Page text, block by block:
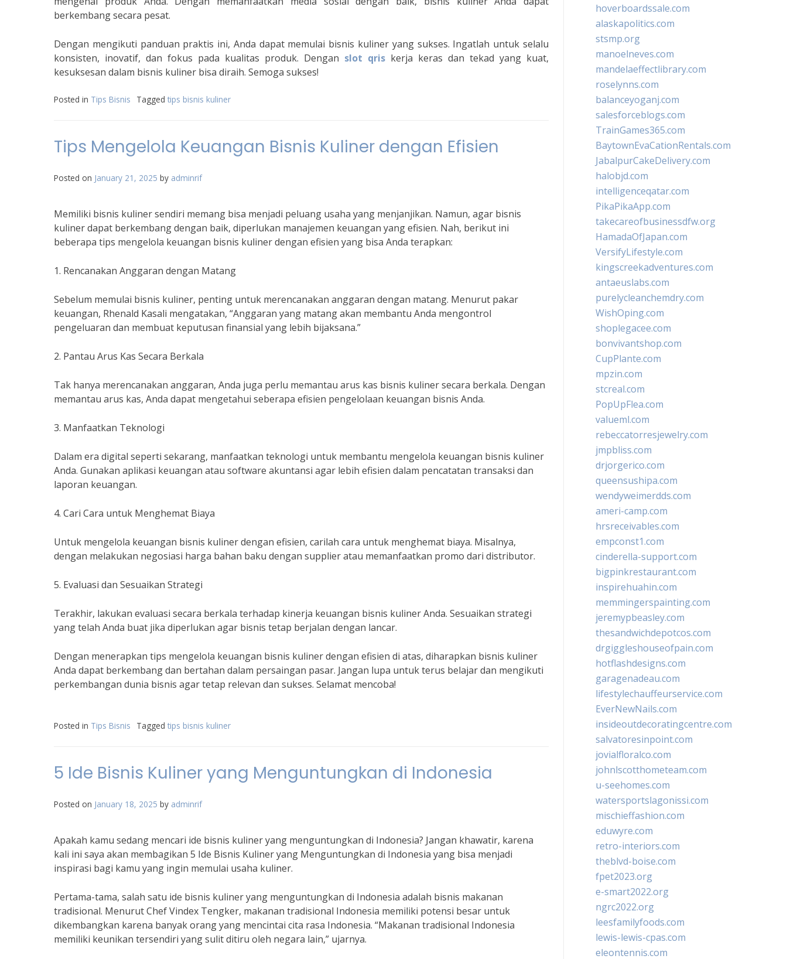
berkembang secara pesat.
Dengan mengikuti panduan praktis ini, Anda dapat memulai bisnis kuliner yang sukses. Ingatlah untuk selalu
konsisten, inovatif, dan fokus pada kualitas produk. Dengan slot qris kerja keras dan tekad yang kuat,
kesuksesan dalam bisnis kuliner bisa diraih. Semoga sukses!
Posted in Tips Bisnis Tagged tips bisnis kuliner
Tips Mengelola Keuangan Bisnis Kuliner dengan Efisien
Posted on January 21, 2025 by adminrif
Memiliki bisnis kuliner sendiri memang bisa menjadi peluang usaha yang menjanjikan. Namun, agar bisnis
kuliner dapat berkembang dengan baik, diperlukan manajemen keuangan yang efisien. Nah, berikut ini
beberapa tips mengelola keuangan bisnis kuliner dengan efisien yang bisa Anda terapkan:
1. Rencanakan Anggaran dengan Matang
Sebelum memulai bisnis kuliner, penting untuk merencanakan anggaran dengan matang. Menurut pakar
keuangan, Rhenald Kasali mengatakan, “Anggaran yang matang akan membantu Anda mengontrol
pengeluaran dan membuat keputusan finansial yang lebih bijaksana.”
2. Pantau Arus Kas Secara Berkala
Tak hanya merencanakan anggaran, Anda juga perlu memantau arus kas bisnis kuliner secara berkala. Dengan
memantau arus kas, Anda dapat mengetahui seberapa efisien pengelolaan keuangan bisnis Anda.
3. Manfaatkan Teknologi
Dalam era digital seperti sekarang, manfaatkan teknologi untuk membantu mengelola keuangan bisnis kuliner
Anda. Gunakan aplikasi keuangan atau software akuntansi agar lebih efisien dalam pencatatan transaksi dan
laporan keuangan.
4. Cari Cara untuk Menghemat Biaya
Untuk mengelola keuangan bisnis kuliner dengan efisien, carilah cara untuk menghemat biaya. Misalnya,
dengan melakukan negosiasi harga bahan baku dengan supplier atau memanfaatkan promo dari distributor.
5. Evaluasi dan Sesuaikan Strategi
Terakhir, lakukan evaluasi secara berkala terhadap kinerja keuangan bisnis kuliner Anda. Sesuaikan strategi
yang telah Anda buat jika diperlukan agar bisnis tetap berjalan dengan lancar.
Dengan menerapkan tips mengelola keuangan bisnis kuliner dengan efisien di atas, diharapkan bisnis kuliner
Anda dapat berkembang dan bertahan dalam persaingan pasar. Jangan lupa untuk terus belajar dan mengikuti
perkembangan dunia bisnis agar tetap relevan dan sukses. Selamat mencoba!
Posted in Tips Bisnis Tagged tips bisnis kuliner
5 Ide Bisnis Kuliner yang Menguntungkan di Indonesia
Posted on January 18, 2025 by adminrif
Apakah kamu sedang mencari ide bisnis kuliner yang menguntungkan di Indonesia? Jangan khawatir, karena
kali ini saya akan membagikan 5 Ide Bisnis Kuliner yang Menguntungkan di Indonesia yang bisa menjadi
inspirasi bagi kamu yang ingin memulai usaha kuliner.
Pertama-tama, salah satu ide bisnis kuliner yang menguntungkan di Indonesia adalah bisnis makanan
tradisional. Menurut Chef Vindex Tengker, makanan tradisional Indonesia memiliki potensi besar untuk
dikembangkan karena banyak orang yang mencintai cita rasa Indonesia. “Makanan tradisional Indonesia
memiliki keunikan tersendiri yang sulit ditiru oleh negara lain,” ujarnya.
hoverboardssale.com
alaskapolitics.com
stsmp.org
manoelneves.com
mandelaeffectlibrary.com
roselynns.com
balanceyoganj.com
salesforceblogs.com
TrainGames365.com
BaytownEvaCationRentals.com
JabalpurCakeDelivery.com
halobjd.com
intelligenceqatar.com
PikaPikaApp.com
takecareofbusinessdfw.org
HamadaOfJapan.com
VersifyLifestyle.com
kingscreekadventures.com
antaeuslabs.com
purelycleanchemdry.com
WishOping.com
shoplegacee.com
bonvivantshop.com
CupPlante.com
mpzin.com
stcreal.com
PopUpFlea.com
valueml.com
rebeccatorresjewelry.com
jmpbliss.com
drjorgerico.com
queensushipa.com
wendyweimerdds.com
ameri-camp.com
hrsreceivables.com
empconst1.com
cinderella-support.com
bigpinkrestaurant.com
inspirehuahin.com
memmingerspainting.com
jeremypbeasley.com
thesandwichdepotcos.com
drgiggleshouseofpain.com
hotflashdesigns.com
garagenadeau.com
lifestylechauffeurservice.com
EverNewNails.com
insideoutdecoratingcentre.com
salvatoresinpoint.com
jovialfloralco.com
johnlscotthometeam.com
u-seehomes.com
watersportslagonissi.com
mischieffashion.com
eduwyre.com
retro-interiors.com
theblvd-boise.com
fpet2023.org
e-smart2022.org
ngrc2022.org
leesfamilyfoods.com
lewis-lewis-cpas.com
eleontennis.com